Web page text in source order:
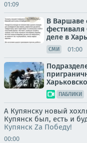
01:09
В Варшаве
деле в
СМИ 01:00
ПАБЛИКИ
А Купянску новый
Купянск был, есть и
Купянск Za Победу!
00:00